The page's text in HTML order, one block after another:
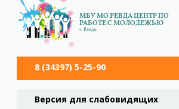
МБУ МО РЕВДА ЦЕНТР ПО
РАБОТЕ С МОЛОДЕЖЬЮ
г. Ревда
8 (34397) 5-25-90
Версия для слабовидящих